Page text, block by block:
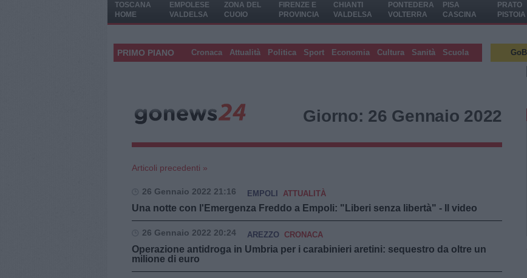
TOSCANA
HOME
EMPOLESE
VALDELSA
ZONA DEL
CUOIO
FIRENZE E
PROVINCIA
CHIANTI
VALDELSA
PONTEDERA
VOLTERRA
PISA
CASCINA
PRATO
PISTOIA
PRIMO PIANO Cronaca Attualità Politica Sport Economia Cultura Sanità Scuola
Giorno: 26 Gennaio 2022
Articoli precedenti »
26 Gennaio 2022 21:16 EMPOLI ATTUALITÀ
Una notte con l'Emergenza Freddo a Empoli: "Liberi senza libertà" - Il video
26 Gennaio 2022 20:24 AREZZO CRONACA
Operazione antidroga in Umbria per i carabinieri aretini: sequestro da oltre un
milione di euro